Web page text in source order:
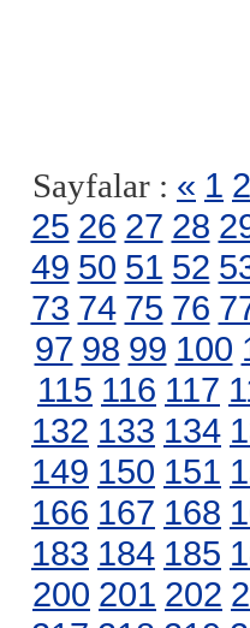
Sayfalar : « 1 2
25 26 27 28
49 50 51 52
73 74 75 76
97 98 99 100
115 116 117
132 133 134
149 150 151
166 167 168
183 184 185
200 201 202